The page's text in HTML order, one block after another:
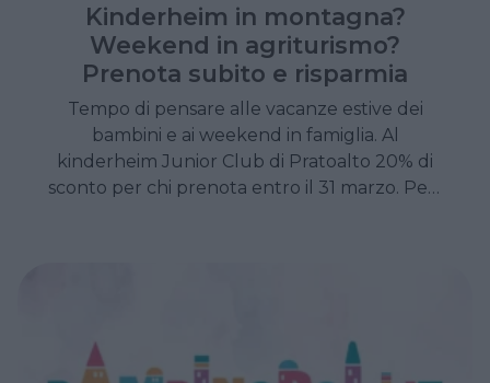
Kinderheim in montagna?
Weekend in agriturismo?
Prenota subito e risparmia
Tempo di pensare alle vacanze estive dei
bambini e ai weekend in famiglia. Al
kinderheim Junior Club di Pratoalto 20% di
sconto per chi prenota entro il 31 marzo. Per i